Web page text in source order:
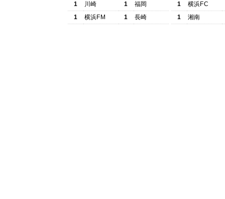
1
川崎 1
福岡
1
横浜FM 1 長崎
1
横浜FC
1
湘南